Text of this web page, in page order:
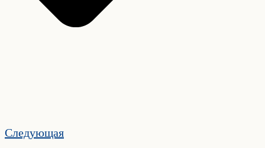
Следующая